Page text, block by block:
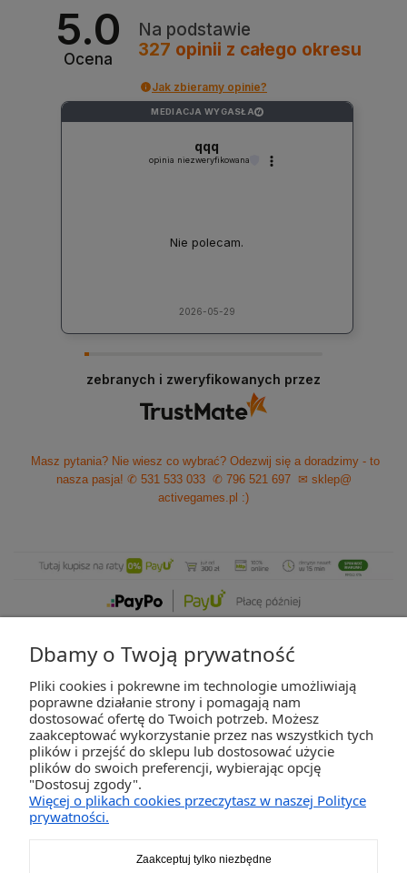
5.0
Ocena
Na podstawie
327 opinii z całego okresu
Jak zbieramy opinie?
MEDIACJA WYGASŁA ?
qqq
opinia niezweryfikowana
Nie polecam.
2026-05-29
zebranych i zweryfikowanych przez
Masz pytania? Nie wiesz co wybrać? Odezwij się a doradzimy - to
nasza pasja! ✆ 531 533 033 ✆ 796 521 697
✉ sklep@
activegames.pl :)
ZAKUPY
POMOC
Dbamy o Twoją prywatność
Pliki cookies i pokrewne im technologie umożliwiają
poprawne działanie strony i pomagają nam
dostosować ofertę do Twoich potrzeb. Możesz
zaakceptować wykorzystanie przez nas wszystkich tych
plików i przejść do sklepu lub dostosować użycie
plików do swoich preferencji, wybierając opcję
"Dostosuj zgody".
Więcej o plikach cookies przeczytasz w naszej Polityce
prywatności.
Zaakceptuj tylko niezbędne